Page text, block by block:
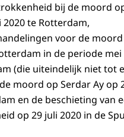
bij de moord
2020 te Rotterdam,
voor de moord
in de periode
(die uiteindelijk niet tot
moord op Serdar Ay op
en de beschieting van
op 29 juli 2020 in de